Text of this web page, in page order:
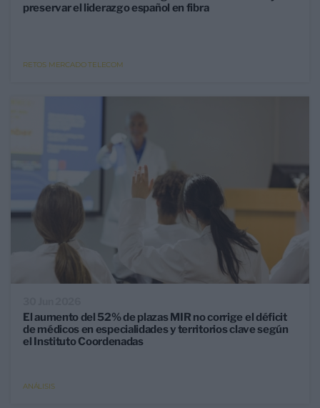
preservar el liderazgo español en fibra
RETOS MERCADO TELECOM
El aumento del 52% de plazas MIR no corrige el déficit
de médicos en especialidades y territorios clave según
el Instituto Coordenadas
ANÁLISIS